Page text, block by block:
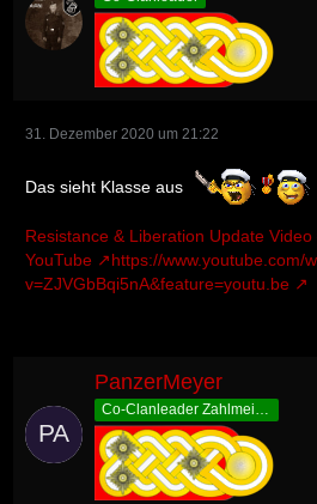
31. Dezember 2020 um 21:22
Das sieht Klasse aus
Resistance & Liberation Update Video
YouTube
https://www.youtube.com/
v=ZJVGbBqi5nA&feature=youtu.be
PanzerMeyer